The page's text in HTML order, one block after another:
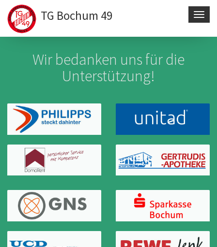
TG Bochum 49
Wir bedanken uns für die
Unterstützung!